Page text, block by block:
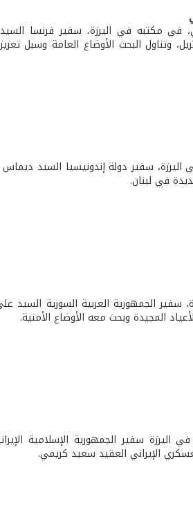
مكتبه في اليرزة، سفير فرنسا السيد
وتناول البحث الأوضاع العامة وسبل
سفير دولة إندونيسيا السيد ديماس
في لبنان.
الجمهورية العربية السورية السيد
المجيدة وبحث معه الأوضاع الأمنية.
سفير الجمهورية الإسلامية
الإيراني العقيد سعيد كريمي.